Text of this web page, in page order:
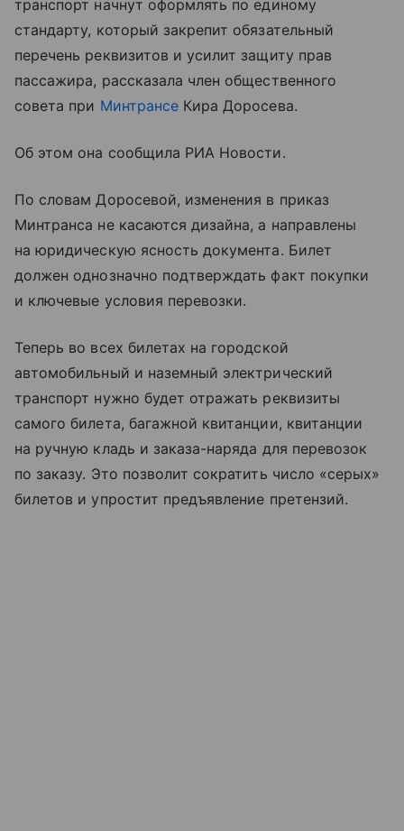
транспорт начнут оформлять по единому
стандарту, который закрепит обязательный
перечень реквизитов и усилит защиту прав
пассажира, рассказала член общественного
совета при МинтрансеКира Доросева.
Об этом она сообщила РИА Новости.
По словам Доросевой, изменения в приказ
Минтранса не касаются дизайна, а направлены
на юридическую ясность документа. Билет
должен однозначно подтверждать факт покупки
и ключевые условия перевозки.
Теперь во всех билетах на городской
автомобильный и наземный электрический
транспорт нужно будет отражать реквизиты
самого билета, багажной квитанции, квитанции
на ручную кладь и заказа-наряда для перевозок
по заказу. Это позволит сократить число «серых»
билетов и упростит предъявление претензий.